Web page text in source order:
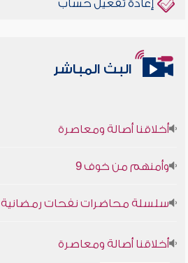
إعادة تفعيل حساب
البث المباشر
أخلاقنا أصالة ومعاصرة
وأمنهم من خوف 9
سلسلة محاضرات نفحات رمضانية 1444هـ
أخلاقنا أصالة ومعاصرة